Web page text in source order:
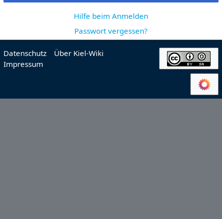
Hilfe beim Anmelden
Passwort vergessen?
Datenschutz
Über Kiel-Wiki
Impressum